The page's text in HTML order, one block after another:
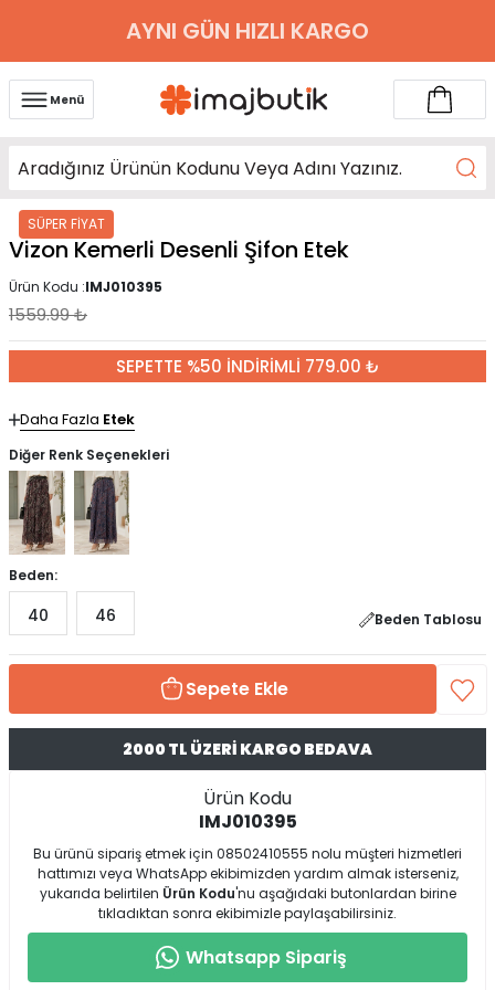
AYNI GÜN HIZLI KARGO
Menü
SÜPER FİYAT
Vizon Kemerli Desenli Şifon Etek
Ürün Kodu :IMJ010395
1559.99₺
SEPETTE %50 İNDİRİMLİ 779.00 ₺
Daha Fazla Etek
Diğer Renk Seçenekleri
Beden:
40 46 Beden Tablosu
Sepete Ekle
2000 TL ÜZERİ KARGO BEDAVA
Ürün Kodu
IMJ010395
Bu ürünü sipariş etmek için 08502410555 nolu müşteri hizmetleri
hattımızı veya WhatsApp ekibimizden yardım almak isterseniz,
yukarıda belirtilen Ürün Kodu'nu aşağıdaki butonlardan birine
tıkladıktan sonra ekibimizle paylaşabilirsiniz.
Whatsapp Sipariş